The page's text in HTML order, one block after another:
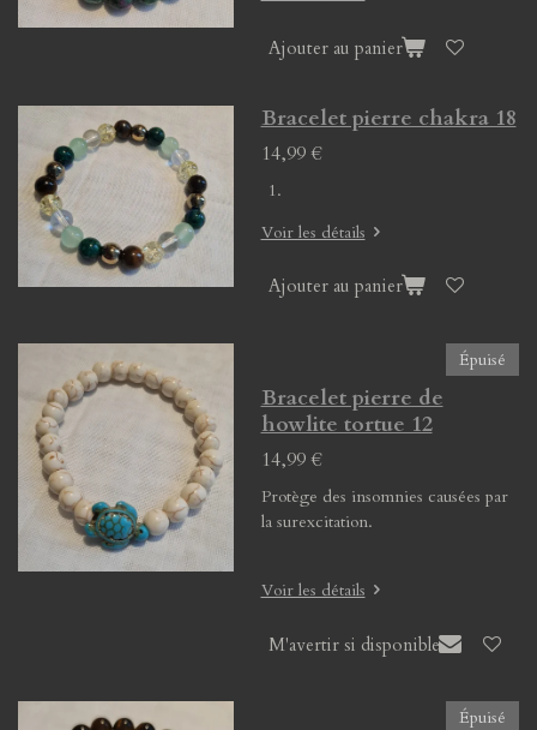
Ajouter au panier
Bracelet pierre chakra 18
14,99 €
Voir les détails
Ajouter au panier
Épuisé
Bracelet pierre de
howlite tortue 12
14,99 €
Protège des insomnies causées par
la surexcitation.
Voir les détails
M'avertir si disponible
Épuisé